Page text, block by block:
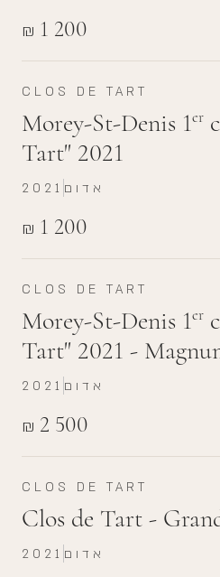
₪ 1 200
CLOS DE TART
Morey-St-Denis 1er
Tart" 2021
₪ 1 200
2021 אדום
CLOS DE TART
Morey-St-Denis 1er
Tart" 2021 -
₪ 2 500
2021 אדום
CLOS DE TART
Clos de Tart -
2021 אדום